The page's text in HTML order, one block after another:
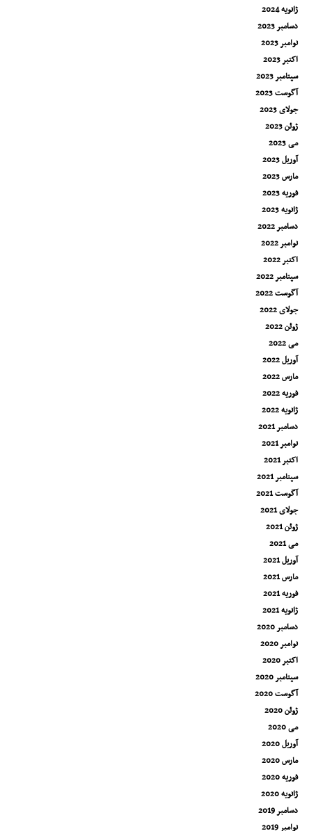
ژانویه 2024
دسامبر 2023
نوامبر 2023
اکتبر 2023
سپتامبر 2023
آگوست 2023
جولای 2023
ژوئن 2023
می 2023
آوریل 2023
مارس 2023
فوریه 2023
ژانویه 2023
دسامبر 2022
نوامبر 2022
اکتبر 2022
سپتامبر 2022
آگوست 2022
جولای 2022
ژوئن 2022
می 2022
آوریل 2022
مارس 2022
فوریه 2022
ژانویه 2022
دسامبر 2021
نوامبر 2021
اکتبر 2021
سپتامبر 2021
آگوست 2021
جولای 2021
ژوئن 2021
می 2021
آوریل 2021
مارس 2021
فوریه 2021
ژانویه 2021
دسامبر 2020
نوامبر 2020
اکتبر 2020
سپتامبر 2020
آگوست 2020
ژوئن 2020
می 2020
آوریل 2020
مارس 2020
فوریه 2020
ژانویه 2020
دسامبر 2019
نوامبر 2019